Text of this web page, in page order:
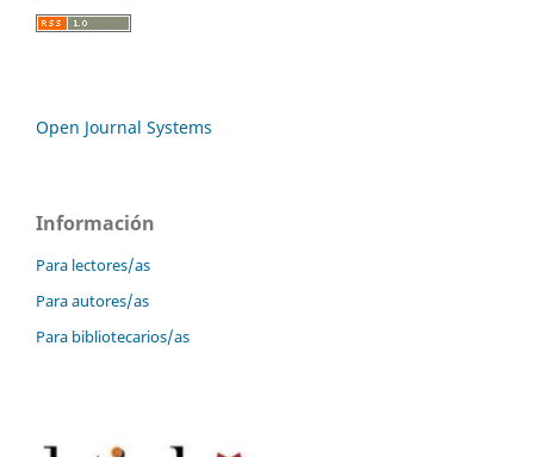
Open Journal Systems
Información
Para lectores/as
Para autores/as
Para bibliotecarios/as